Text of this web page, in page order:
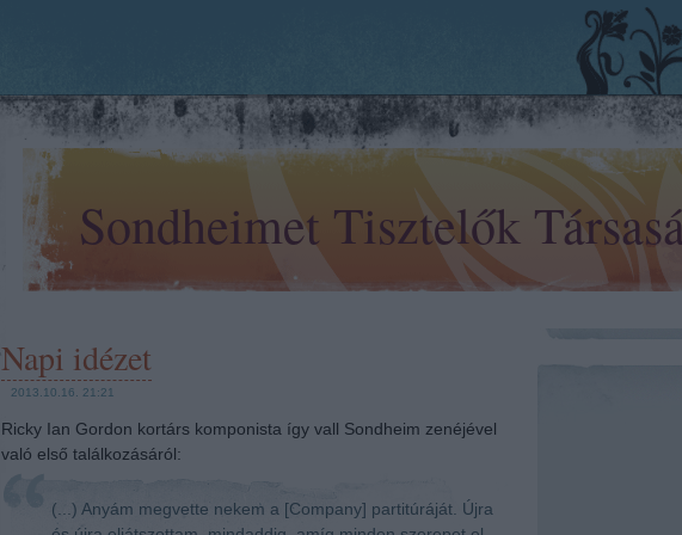
Sondheimet Tisztelők
Napi idézet
2013.10.16. 21:21
Ricky Ian Gordon kortárs komponista így vall Sondheim zenéjével
való első találkozásáról:
(...) Anyám megvette nekem a [Company] partitúráját. Újra